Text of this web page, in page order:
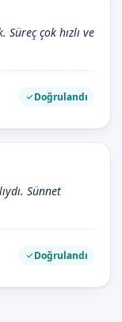
çok hızlı ve
Doğrulandı
Sünnet
Doğrulandı